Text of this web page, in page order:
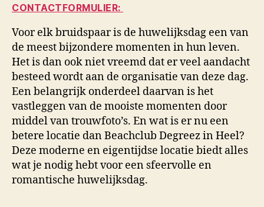
CONTACTFORMULIER:
Voor elk bruidspaar is de huwelijksdag een van
de meest bijzondere momenten in hun leven.
Het is dan ook niet vreemd dat er veel aandacht
besteed wordt aan de organisatie van deze dag.
Een belangrijk onderdeel daarvan is het
vastleggen van de mooiste momenten door
middel van trouwfoto’s. En wat is er nu een
betere locatie dan Beachclub Degreez in Heel?
Deze moderne en eigentijdse locatie biedt alles
wat je nodig hebt voor een sfeervolle en
romantische huwelijksdag.